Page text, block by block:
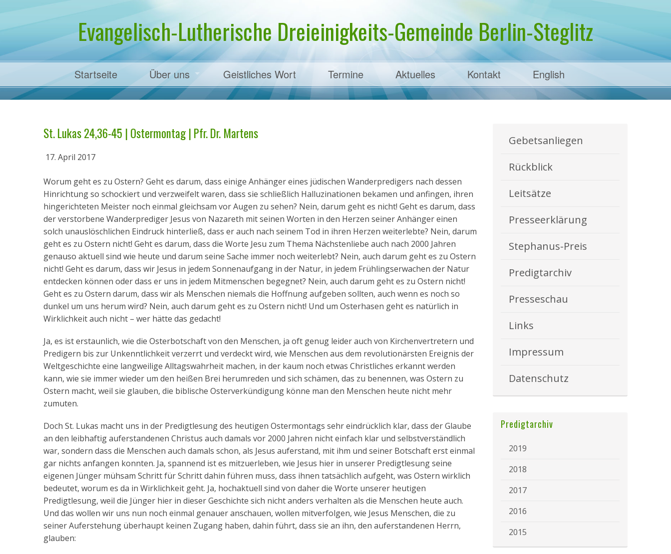
Evangelisch-Lutherische Dreieinigkeits-Gemeinde Berlin-Steglitz
Startseite
Über uns
Pfarrer Dr. Martens
Geistliches Wort Termine Aktuelles Kontakt English
St. Lukas 24,36-45 | Ostermontag | Pfr. Dr. Martens
17. April 2017
Worum geht es zu Ostern? Geht es darum, dass einige Anhänger eines jüdischen Wanderpredigers nach dessen
Hinrichtung so schockiert und verzweifelt waren, dass sie schließlich Halluzinationen bekamen und anfingen, ihren
hingerichteten Meister noch einmal gleichsam vor Augen zu sehen? Nein, darum geht es nicht! Geht es darum, dass
der verstorbene Wanderprediger Jesus von Nazareth mit seinen Worten in den Herzen seiner Anhänger einen
solch unauslöschlichen Eindruck hinterließ, dass er auch nach seinem Tod in ihren Herzen weiterlebte? Nein, darum
geht es zu Ostern nicht! Geht es darum, dass die Worte Jesu zum Thema Nächstenliebe auch nach 2000 Jahren
genauso aktuell sind wie heute und darum seine Sache immer noch weiterlebt? Nein, auch darum geht es zu Ostern
nicht! Geht es darum, dass wir Jesus in jedem Sonnenaufgang in der Natur, in jedem Frühlingserwachen der Natur
entdecken können oder dass er uns in jedem Mitmenschen begegnet? Nein, auch darum geht es zu Ostern nicht!
Geht es zu Ostern darum, dass wir als Menschen niemals die Hoffnung aufgeben sollten, auch wenn es noch so
dunkel um uns herum wird? Nein, auch darum geht es zu Ostern nicht! Und um Osterhasen geht es natürlich in
Wirklichkeit auch nicht – wer hätte das gedacht!
Ja, es ist erstaunlich, wie die Osterbotschaft von den Menschen, ja oft genug leider auch von Kirchenvertretern und
Predigern bis zur Unkenntlichkeit verzerrt und verdeckt wird, wie Menschen aus dem revolutionärsten Ereignis der
Weltgeschichte eine langweilige Alltagswahrheit machen, in der kaum noch etwas Christliches erkannt werden
kann, wie sie immer wieder um den heißen Brei herumreden und sich schämen, das zu benennen, was Ostern zu
Ostern macht, weil sie glauben, die biblische Osterverkündigung könne man den Menschen heute nicht mehr
zumuten.
Doch St. Lukas macht uns in der Predigtlesung des heutigen Ostermontags sehr eindrücklich klar, dass der Glaube
an den leibhaftig auferstandenen Christus auch damals vor 2000 Jahren nicht einfach klar und selbstverständlich
war, sondern dass die Menschen auch damals schon, als Jesus auferstand, mit ihm und seiner Botschaft erst einmal
gar nichts anfangen konnten. Ja, spannend ist es mitzuerleben, wie Jesus hier in unserer Predigtlesung seine
eigenen Jünger mühsam Schritt für Schritt dahin führen muss, dass ihnen tatsächlich aufgeht, was Ostern wirklich
bedeutet, worum es da in Wirklichkeit geht. Ja, hochaktuell sind von daher die Worte unserer heutigen
Predigtlesung, weil die Jünger hier in dieser Geschichte sich nicht anders verhalten als die Menschen heute auch.
Und das wollen wir uns nun noch einmal genauer anschauen, wollen mitverfolgen, wie Jesus Menschen, die zu
seiner Auferstehung überhaupt keinen Zugang haben, dahin führt, dass sie an ihn, den auferstandenen Herrn,
glauben:
Gebetsanliegen
Rückblick
Leitsätze
Presseerklärung
Stephanus-Preis
Predigtarchiv
Presseschau
Links
Impressum
Datenschutz
Predigtarchiv
2019
2018
2017
2016
2015